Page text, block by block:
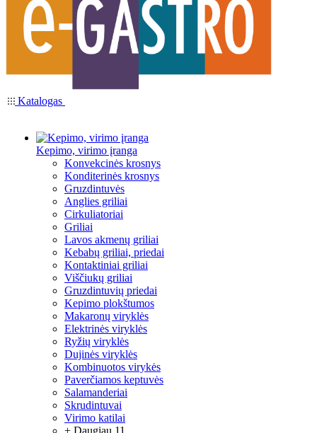
Katalogas
Kepimo, virimo įranga
Konvekcinės krosnys
Konditerinės krosnys
Gruzdintuvės
Anglies griliai
Cirkuliatoriai
Griliai
Lavos akmenų griliai
Kebabų griliai, priedai
Kontaktiniai griliai
Viščiukų griliai
Gruzdintuvių priedai
Kepimo plokštumos
Makaronų viryklės
Elektrinės viryklės
Ryžių viryklės
Dujinės viryklės
Kombinuotos virykės
Paverčiamos keptuvės
Salamanderiai
Skrudintuvai
Virimo katilai
+ Daugiau 11